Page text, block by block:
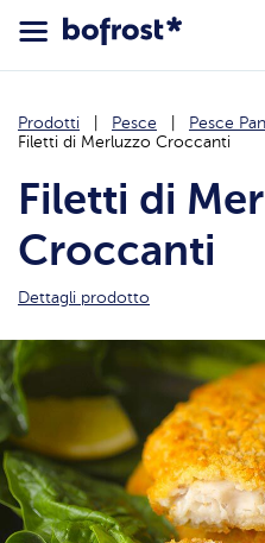
Prodotti Pesce
Pesce
Filetti di Merluzzo Croccanti
Filetti di
Croccanti
Dettagli prodotto